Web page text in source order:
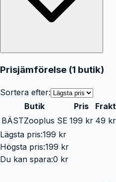
Prisjämförelse (1 butik)
Sortera efter:
Butik
Pris Frakt
BÄSTZooplus SE 199 kr 49 kr
Lägsta pris:199 kr
Högsta pris:199 kr
Du kan spara:0 kr